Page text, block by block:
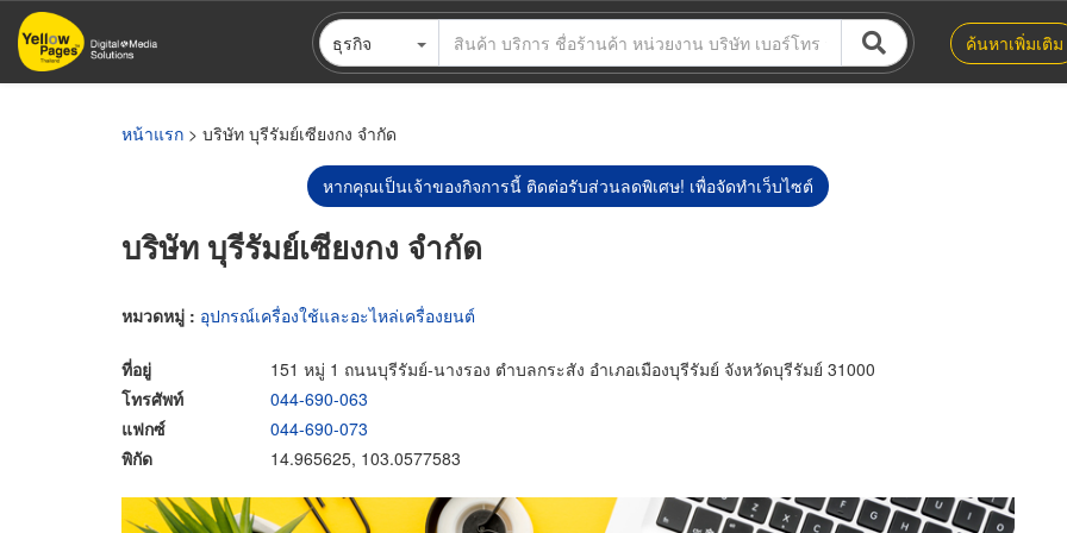
ข้าม
ไป
ธุรกิจ ค้นหาเพิ่มเติม
หน้าแรก > บริษัท บุรีรัมย์เซียงกง จำกัด
หากคุณเป็นเจ้าของกิจการนี้ ติดต่อรับส่วนลดพิเศษ! เพื่อจัดทำเว็บไซต์
บริษัท บุรีรัมย์เซียงกง จำกัด
หมวดหมู่ : อุปกรณ์เครื่องใช้และอะไหล่เครื่องยนต์
ที่อยู่
151 หมู่ 1 ถนนบุรีรัมย์-นางรอง ตำบลกระสัง อำเภอเมืองบุรีรัมย์ จังหวัดบุรีรัมย์ 31000
โทรศัพท์
044-690-063
แฟกซ์
044-690-073
พิกัด
14.965625, 103.0577583